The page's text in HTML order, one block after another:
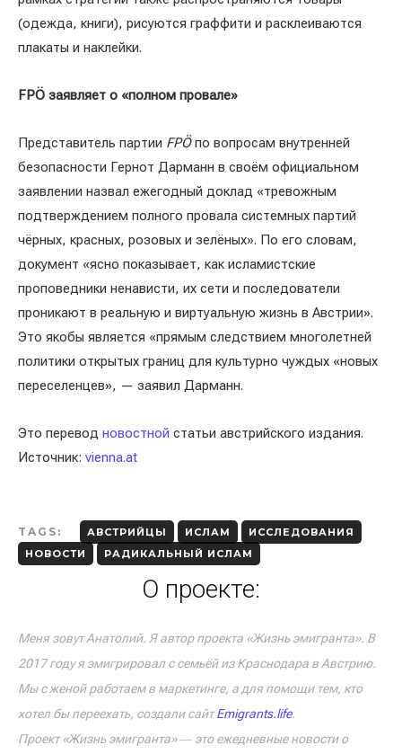
(одежда, книги), рисуются граффити и расклеиваются
плакаты и наклейки.
FPÖ заявляет о «полном провале»
Представитель партии FPÖпо вопросам внутренней
безопасности Гернот Дарманн в своём официальном
заявлении назвал ежегодный доклад «тревожным
подтверждением полного провала системных партий
чёрных, красных, розовых и зелёных». По его словам,
документ «ясно показывает, как исламистские
проповедники ненависти, их сети и последователи
проникают в реальную и виртуальную жизнь в Австрии».
Это якобы является «прямым следствием многолетней
политики открытых границ для культурно чуждых «новых
переселенцев», — заявил Дарманн.
Это перевод новостной статьи австрийского издания.
Источник: vienna.at
TAGS: АВСТРИЙЦЫ ИСЛАМ
ИССЛЕДОВАНИЯ
НОВОСТИ
РАДИКАЛЬНЫЙ ИСЛАМ
О проекте:
Меня зовут Анатолий. Я автор проекта «Жизнь эмигранта». В
2017 году я эмигрировал с семьёй из Краснодара в Австрию.
Мы с женой работаем в маркетинге, а для помощи тем, кто
хотел бы переехать, создали сайтEmigrants.life.
Проект «Жизнь эмигранта» ― это ежедневные новости о